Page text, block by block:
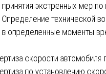
принятия экстренных мер
Определение технической
в определенные моменты
скорости автомобиля
по установлению